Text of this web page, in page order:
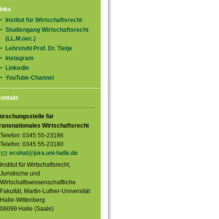
Institut für Wirtschaftsrecht
Studiengang Wirtschaftsrecht
(LL.M.oec.)
Lehrstuhl Prof. Dr. Tietje
Instagram
LinkedIn
YouTube-Channel
für
Wirtschaftsrecht
Telefon: 0345 55-23186
Telefon: 0345 55-23180
ecohal@jura.uni-halle.de
Institut für Wirtschaftsrecht,
Juristische und
Wirtschaftswissenschaftliche
Fakultät, Martin-Luther-Universität
Halle-Wittenberg
06099 Halle (Saale)